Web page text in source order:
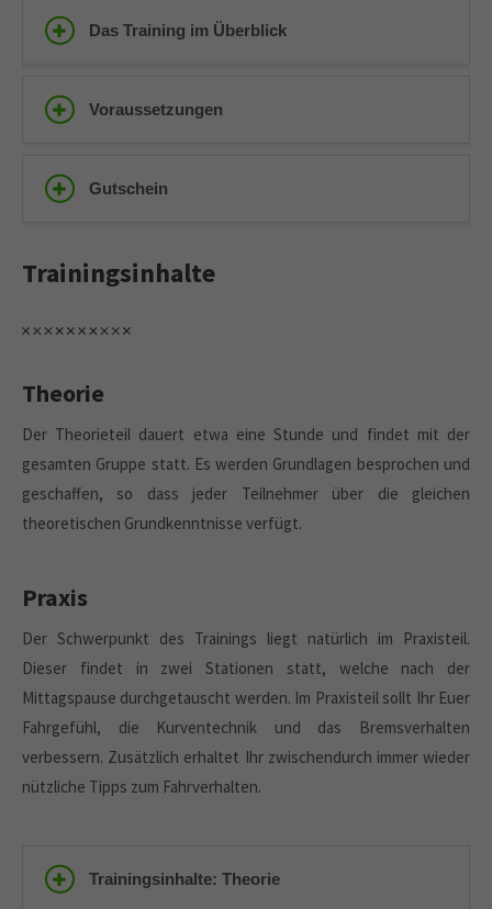
Das Training im Überblick
Voraussetzungen
Gutschein
Trainingsinhalte
Theorie
Der Theorieteil dauert etwa eine Stunde und findet mit der
gesamten Gruppe statt. Es werden Grundlagen besprochen und
geschaffen, so dass jeder Teilnehmer über die gleichen
theoretischen Grundkenntnisse verfügt.
Praxis
Der Schwerpunkt des Trainings liegt natürlich im Praxisteil.
Dieser findet in zwei Stationen statt, welche nach der
Mittagspause durchgetauscht werden. Im Praxisteil sollt Ihr Euer
Fahrgefühl, die Kurventechnik und das Bremsverhalten
verbessern. Zusätzlich erhaltet Ihr zwischendurch immer wieder
nützliche Tipps zum Fahrverhalten.
Trainingsinhalte: Theorie